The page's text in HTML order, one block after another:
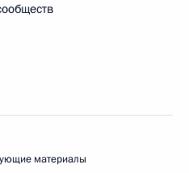
материалы